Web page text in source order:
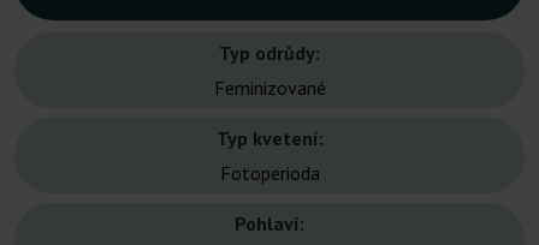
Typ odrůdy:
Feminizované
Typ kvetení:
Fotoperioda
Pohlaví: